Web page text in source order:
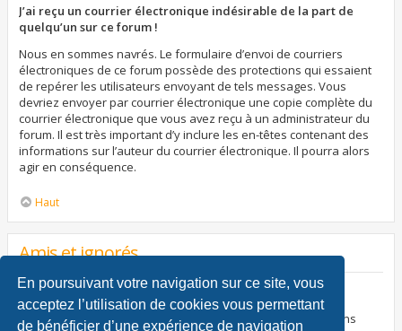
En poursuivant votre navigation sur ce site, vous
acceptez l’utilisation de cookies vous permettant
de bénéficier d’une expérience de navigation
J’ai reçu un courrier électronique indésirable de la part de
quelqu’un sur ce forum !
Nous en sommes navrés. Le formulaire d’envoi de courriers
électroniques de ce forum possède des protections qui essaient
de repérer les utilisateurs envoyant de tels messages. Vous
devriez envoyer par courrier électronique une copie complète du
courrier électronique que vous avez reçu à un administrateur du
forum. Il est très important d’y inclure les en-têtes contenant des
informations sur l’auteur du courrier électronique. Il pourra alors
agir en conséquence.
Haut
Amis et ignorés
À quoi sert ma liste d’amis et d’ignorés ?
Vous pouvez utiliser ces listes afin d’organiser et trier certains